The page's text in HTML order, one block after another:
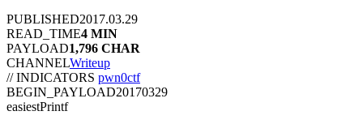
PUBLISHED2017.03.29
READ_TIME4 MIN
PAYLOAD1,796 CHAR
CHANNELWriteup
// INDICATORS pwn0ctf
BEGIN_PAYLOAD20170329
easiestPrintf